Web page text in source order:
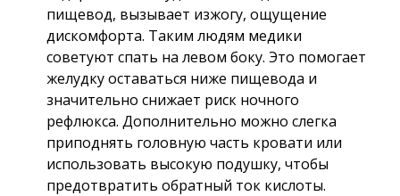
пищевод, вызывает изжогу, ощущение
дискомфорта. Таким людям медики
советуют спать на левом боку. Это помогает
желудку оставаться ниже пищевода и
значительно снижает риск ночного
рефлюкса. Дополнительно можно слегка
приподнять головную часть кровати или
использовать высокую подушку, чтобы
предотвратить обратный ток кислоты.